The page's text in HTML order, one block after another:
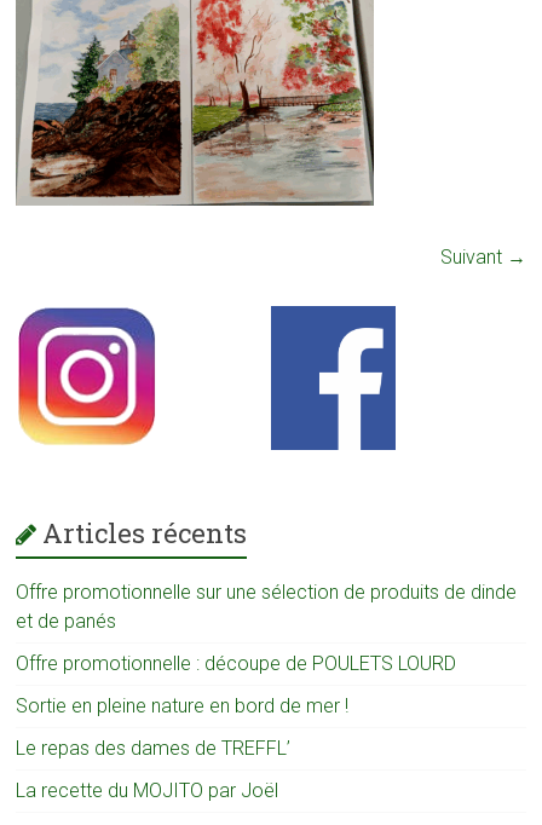
Suivant →
Articles récents
Offre promotionnelle sur une sélection de produits de dinde
et de panés
Offre promotionnelle : découpe de POULETS LOURD
Sortie en pleine nature en bord de mer !
Le repas des dames de TREFFL’
La recette du MOJITO par Joël